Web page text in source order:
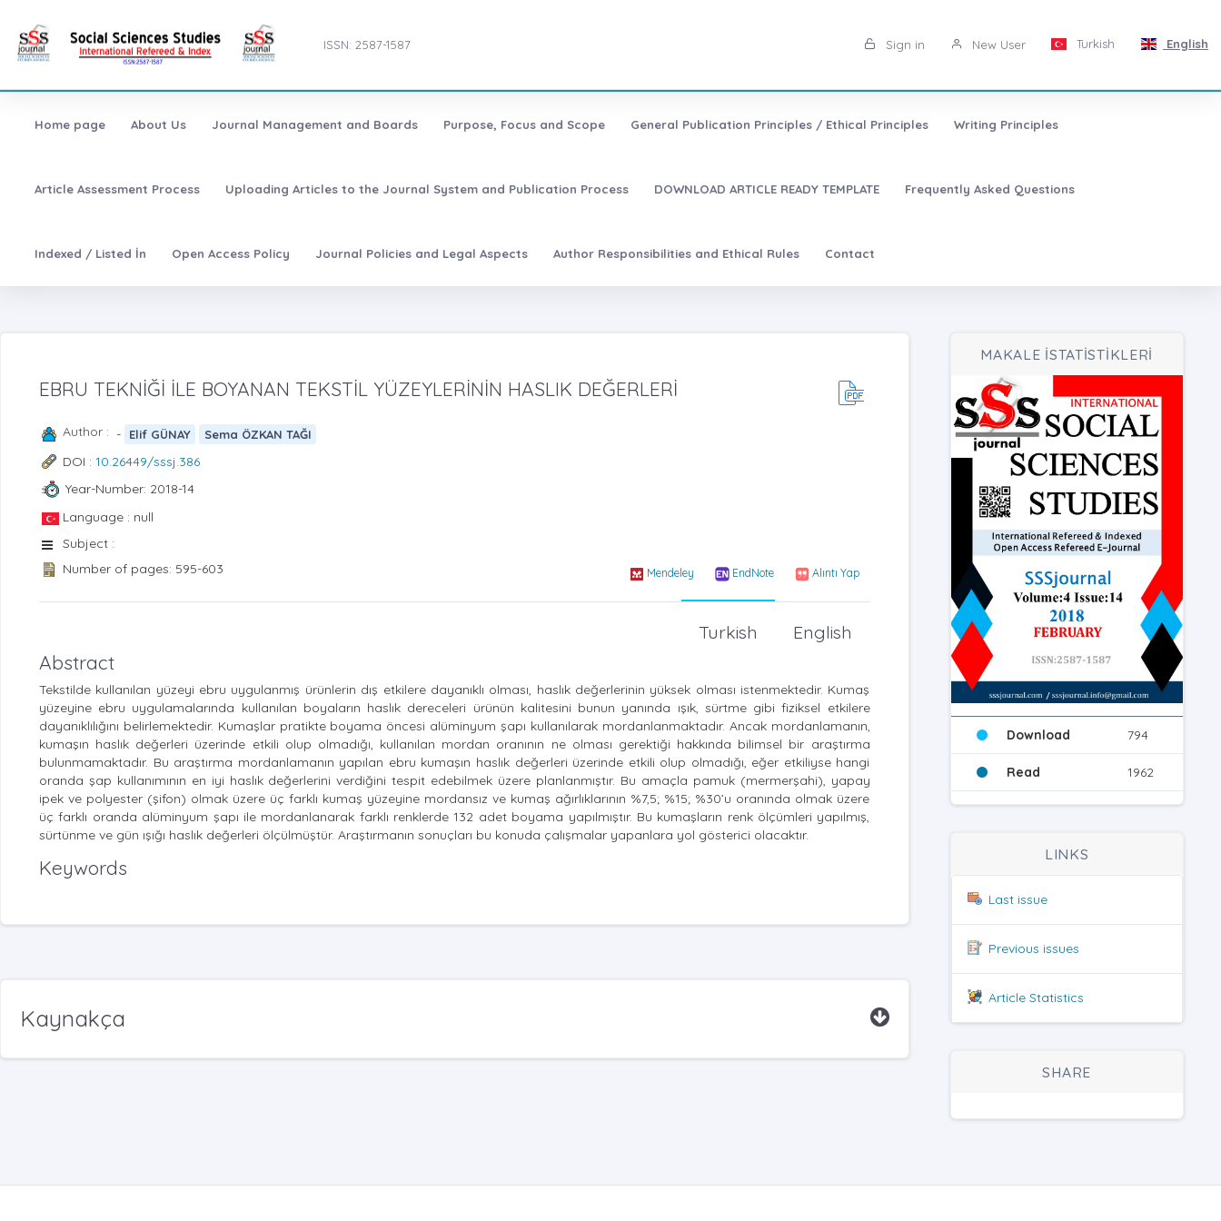
ISSN: 2587-1587 Sign in New User Turkish English
Home page About Us Journal Management and Boards Purpose, Focus and Scope General Publication Principles / Ethical Principles Writing Principles
Article Assessment Process Uploading Articles to the Journal System and Publication Process DOWNLOAD ARTICLE READY TEMPLATE Frequently Asked Questions
Indexed / Listed İn Open Access Policy Journal Policies and Legal Aspects Author Responsibilities and Ethical Rules Contact
EBRU TEKNİĞİ İLE BOYANAN TEKSTİL YÜZEYLERİNİN HASLIK DEĞERLERİ
Author : - Elif GÜNAY Sema ÖZKAN TAĞI
DOI : 10.26449/sssj.386
Year-Number: 2018-14
Language : null
Subject :
Number of pages: 595-603
Mendeley EndNote Alıntı Yap
English
Turkish
Abstract
Tekstilde kullanılan yüzeyi ebru uygulanmış ürünlerin dış etkilere dayanıklı olması, haslık değerlerinin yüksek olması istenmektedir. Kumaş
yüzeyine ebru uygulamalarında kullanılan boyaların haslık dereceleri ürünün kalitesini bunun yanında ışık, sürtme gibi fiziksel etkilere
dayanıklılığını belirlemektedir. Kumaşlar pratikte boyama öncesi alüminyum şapı kullanılarak mordanlanmaktadır. Ancak mordanlamanın,
kumaşın haslık değerleri üzerinde etkili olup olmadığı, kullanılan mordan oranının ne olması gerektiği hakkında bilimsel bir araştırma
bulunmamaktadır. Bu araştırma mordanlamanın yapılan ebru kumaşın haslık değerleri üzerinde etkili olup olmadığı, eğer etkiliyse hangi
oranda şap kullanımının en iyi haslık değerlerini verdiğini tespit edebilmek üzere planlanmıştır. Bu amaçla pamuk (mermerşahi), yapay
ipek ve polyester (şifon) olmak üzere üç farklı kumaş yüzeyine mordansız ve kumaş ağırlıklarının %7,5; %15; %30’u oranında olmak üzere
üç farklı oranda alüminyum şapı ile mordanlanarak farklı renklerde 132 adet boyama yapılmıştır. Bu kumaşların renk ölçümleri yapılmış,
sürtünme ve gün ışığı haslık değerleri ölçülmüştür. Araştırmanın sonuçları bu konuda çalışmalar yapanlara yol gösterici olacaktır.
Keywords
Kaynakça
MAKALE İSTATİSTİKLERİ
Download 794
Read 1962
LINKS
Last issue
Previous issues
Article Statistics
SHARE